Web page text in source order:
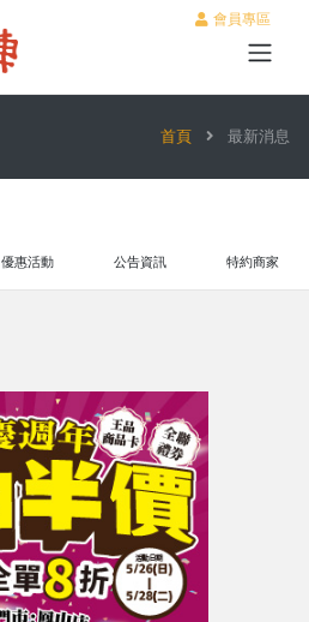
會員專區
首頁 最新消息
優惠活動 公告資訊 特約商家